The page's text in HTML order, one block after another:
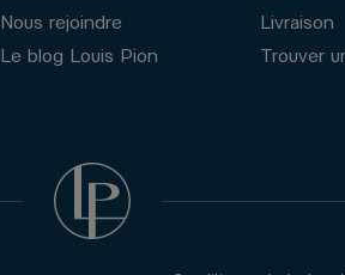
Nous rejoindre
Le blog Louis Pion
Livraison
Trouver